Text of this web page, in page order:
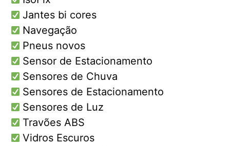
Jantes bi cores
Navegação
Pneus novos
Sensor de Estacionamento
Sensores de Chuva
Sensores de Estacionamento
Sensores de Luz
Travões ABS
Vidros Escuros